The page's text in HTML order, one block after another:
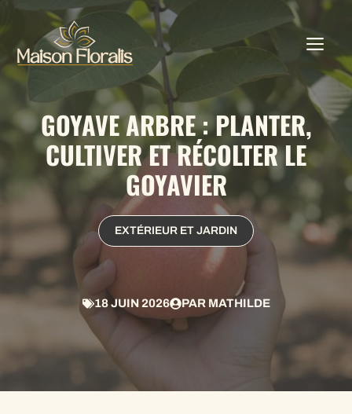
Aller
contenu
GOYAVE ARBRE : PLANTER,
CULTIVER ET RÉCOLTER LE
GOYAVIER
EXTÉRIEUR ET JARDIN
18 JUIN 2026 PAR MATHILDE